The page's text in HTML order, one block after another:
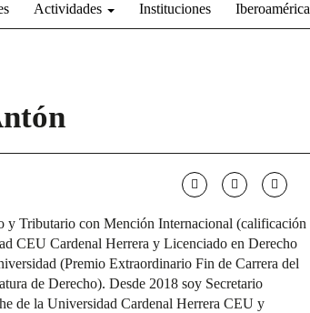
Actividades Instituciones Iberoamérica
y Tributario con Mención Internacional (calificación
CEU Cardenal Herrera y Licenciado en Derecho
(Premio Extraordinario Fin de Carrera del
de Derecho). Desde 2018 soy Secretario
de la Universidad Cardenal Herrera CEU y